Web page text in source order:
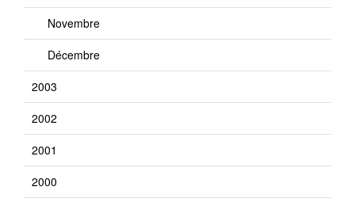
Novembre
Décembre
2003
2002
2001
2000